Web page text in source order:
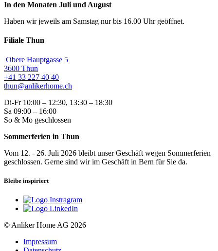
In den Monaten Juli und August
Haben wir jeweils am Samstag nur bis 16.00 Uhr geöffnet.
Filiale Thun
Obere Hauptgasse 5
3600 Thun
+41 33 227 40 40
thun@anlikerhome.ch
Di-Fr 10:00 – 12:30, 13:30 – 18:30
Sa 09:00 – 16:00
So & Mo geschlossen
Sommerferien in Thun
Vom 12. - 26. Juli 2026 bleibt unser Geschäft wegen Sommerferien
geschlossen. Gerne sind wir im Geschäft in Bern für Sie da.
Bleibe inspiriert
© Anliker Home AG 2026
Impressum